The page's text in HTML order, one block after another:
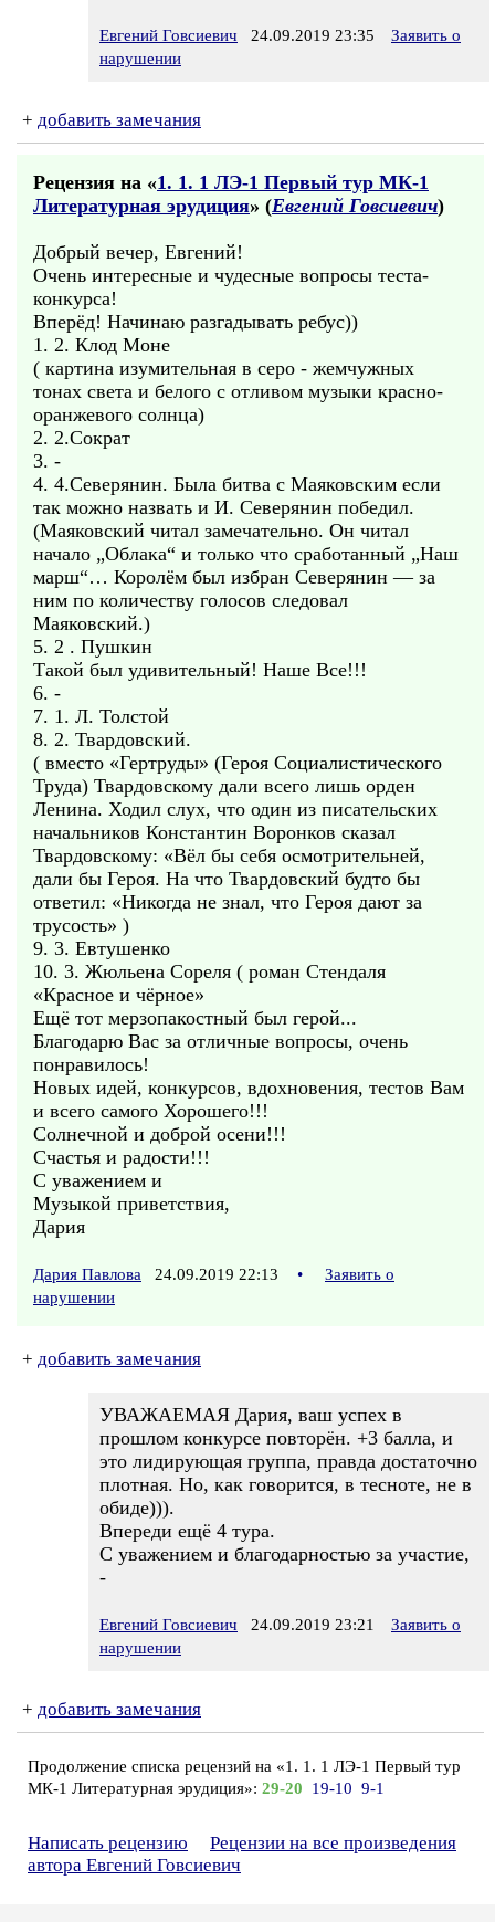
Евгений Говсиевич 24.09.2019 23:35
Заявить о
нарушении
+ добавить замечания
Рецензия на «1. 1. 1 ЛЭ-1 Первый тур МК-1
Литературная эрудиция» (Евгений Говсиевич)
Добрый вечер, Евгений!
Очень интересные и чудесные вопросы теста-
конкурса!
Вперёд! Начинаю разгадывать ребус))
1. 2. Клод Моне
( картина изумительная в серо - жемчужных
тонах света и белого с отливом музыки красно-
оранжевого солнца)
2. 2.Сократ
3. -
4. 4.Северянин. Была битва с Маяковским если
так можно назвать и И. Северянин победил.
(Маяковский читал замечательно. Он читал
начало „Облака“ и только что сработанный „Наш
марш“… Королём был избран Северянин — за
ним по количеству голосов следовал
Маяковский.)
5. 2 . Пушкин
Такой был удивительный! Наше Все!!!
6. -
7. 1. Л. Толстой
8. 2. Твардовский.
( вместо «Гертруды» (Героя Социалистического
Труда) Твардовскому дали всего лишь орден
Ленина. Ходил слух, что один из писательских
начальников Константин Воронков сказал
Твардовскому: «Вёл бы себя осмотрительней,
дали бы Героя. На что Твардовский будто бы
ответил: «Никогда не знал, что Героя дают за
трусость» )
9. 3. Евтушенко
10. 3. Жюльена Сореля ( роман Стендаля
«Красное и чёрное»
Ещё тот мерзопакостный был герой...
Благодарю Вас за отличные вопросы, очень
понравилось!
Новых идей, конкурсов, вдохновения, тестов Вам
и всего самого Хорошего!!!
Солнечной и доброй осени!!!
Счастья и радости!!!
С уважением и
Музыкой приветствия,
Дария
Дария Павлова 24.09.2019 22:13 •
Заявить о
нарушении
+ добавить замечания
УВАЖАЕМАЯ Дария, ваш успех в
прошлом конкурсе повторён. +3 балла, и
это лидирующая группа, правда достаточно
плотная. Но, как говорится, в тесноте, не в
обиде))).
Впереди ещё 4 тура.
С уважением и благодарностью за участие,
-
Евгений Говсиевич 24.09.2019 23:21
Заявить о
нарушении
+ добавить замечания
Продолжение списка рецензий на «1. 1. 1 ЛЭ-1 Первый тур
МК-1 Литературная эрудиция»: 29-20 19-10 9-1
Написать рецензию
Рецензии на все произведения
автора Евгений Говсиевич